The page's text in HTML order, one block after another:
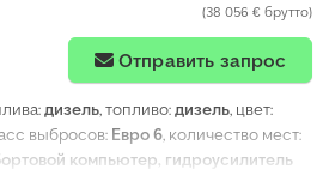
(38 056 € брутто)
Отправить запрос
дизель, топливо:дизель, цвет:
выбросов: Евро 6, количество мест:
компьютер, гидроусилитель